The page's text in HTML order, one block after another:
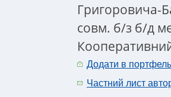
Григоровича-
совм. б/з б/д
Додати в портфель
Частний лист